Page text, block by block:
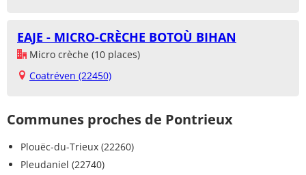
EAJE - MICRO-CRÈCHE BOTOÙ BIHAN
Micro crèche (10 places)
Coatréven (22450)
Communes proches de Pontrieux
Plouëc-du-Trieux (22260)
Pleudaniel (22740)